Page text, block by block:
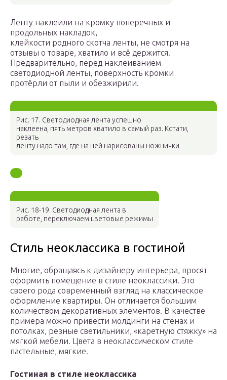
Ленту наклеили на кромку поперечных и
продольных накладок,
клейкости родного скотча ленты, не смотря на
отзывы о товаре, хватило и всё держится.
Предварительно, перед наклеиванием
светодиодной ленты, поверхность кромки
протёрли от пыли и обезжирили.
Рис. 17. Светодиодная лента успешно
наклеена, пять метров хватило в самый раз. Кстати,
резать
ленту надо там, где на ней нарисованы ножнички
Рис. 18-19. Светодиодная лента в
работе, переключаем цветовые режимы
Стиль неоклассика в гостиной
Многие, обращаясь к дизайнеру интерьера, просят
оформить помещение в стиле неоклассики. Это
своего рода современный взгляд на классическое
оформление квартиры. Он отличается большим
количеством декоративных элементов. В качестве
примера можно привести молдинги на стенах и
потолках, резные светильники, «каретную стяжку» на
мягкой мебели. Цвета в неоклассическом стиле
пастельные, мягкие.
Гостиная в стиле неоклассика